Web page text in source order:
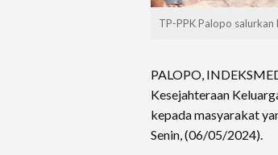
TP-PPK Palopo
PALOPO,
Kesejahteraan
kepada masyarakat
Senin, (06/05/2024).